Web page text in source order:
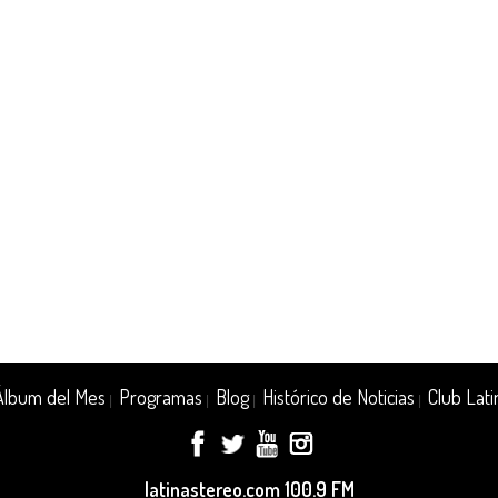
del Mes Programas Blog| Histórico de Noticias Club
latinastereo.com 100.9 FM